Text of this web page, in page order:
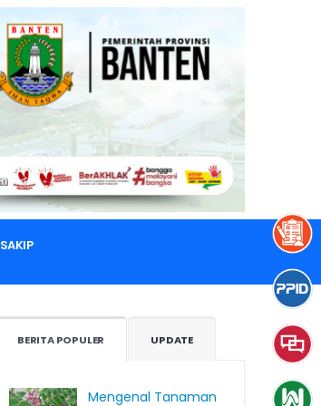
SAKIP
BERITA POPULER UPDATE
Mengenal Tanaman